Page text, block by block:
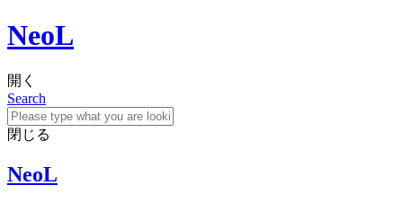
NeoL
開く
Search
閉じる
NeoL